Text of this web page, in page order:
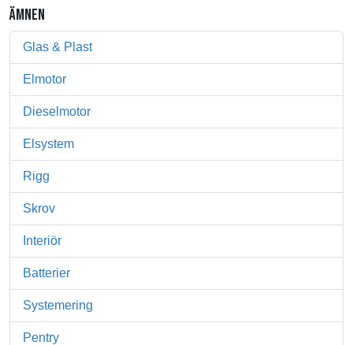
ÄMNEN
Glas & Plast
Elmotor
Dieselmotor
Elsystem
Rigg
Skrov
Interiör
Batterier
Systemering
Pentry